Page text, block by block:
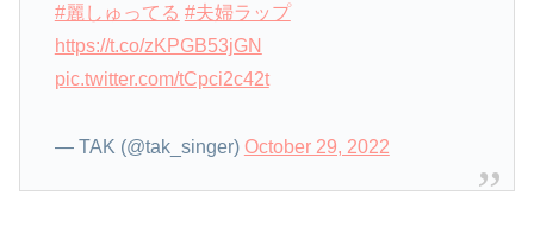
#麗しゅってる #夫婦ラップ
https://t.co/zKPGB53jGN
pic.twitter.com/tCpci2c42t
— TAK (@tak_singer) October 29, 2022